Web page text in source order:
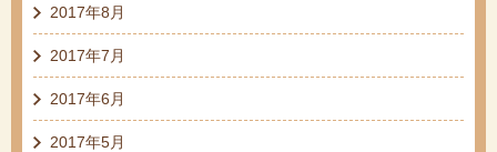
2017年8月
2017年7月
2017年6月
2017年5月